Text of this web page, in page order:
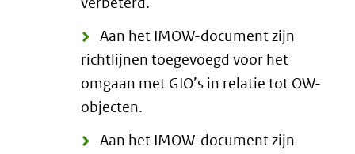
Aan het IMOW-document zijn
richtlijnen toegevoegd voor het
omgaan met GIO’s in relatie tot OW-
objecten.
Aan het IMOW-document zijn